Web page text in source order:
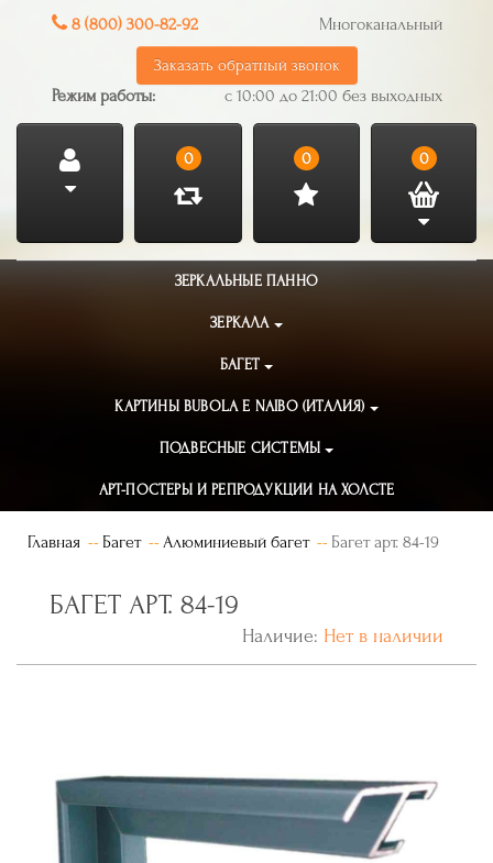
8 (800) 300-82-92 Многоканальный
Заказать обратный звонок
Режим работы: с 10:00 до 21:00 без выходных
0 0 0
ЗЕРКАЛЬНЫЕ ПАННО
ЗЕРКАЛА
БАГЕТ
КАРТИНЫ BUBOLA E NAIBO (ИТАЛИЯ)
ПОДВЕСНЫЕ СИСТЕМЫ
АРТ-ПОСТЕРЫ И РЕПРОДУКЦИИ НА ХОЛСТЕ
Главная Багет Алюминиевый багет Багет арт. 84-19
БАГЕТ АРТ. 84-19
Наличие: Нет в наличии